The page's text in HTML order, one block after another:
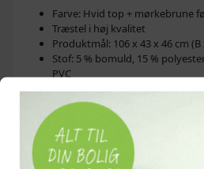
Farve: Hvid top + mørkebrune
Træstel i høj kvalitet
Produktmål: 106 x 43 x 46 cm (B
Stof: 5 % bomuld, 15 %
PVC
Stof: Bomuld: 5%, Polyester:
70%
Relaterede søgninger
entrébænk
entrébænke